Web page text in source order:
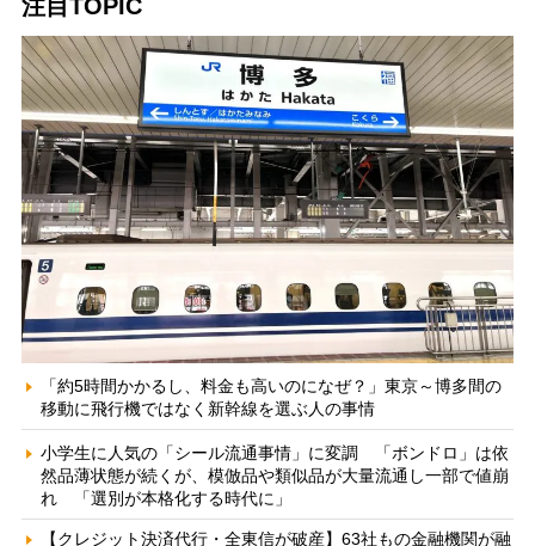
注目TOPIC
「約5時間かかるし、料金も高いのになぜ？」東京～博多間の
移動に飛行機ではなく新幹線を選ぶ人の事情
小学生に人気の「シール流通事情」に変調 「ボンドロ」は依
然品薄状態が続くが、模倣品や類似品が大量流通し一部で値崩
れ 「選別が本格化する時代に」
【クレジット決済代行・全東信が破産】63社もの金融機関が融